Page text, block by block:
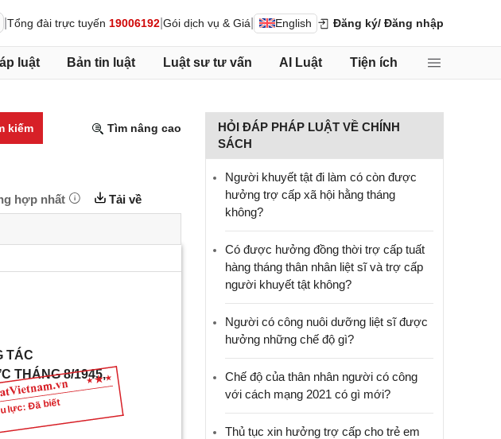
Tổng đài trực tuyến 19006192 Gói dịch vụ & Giá English Đăng ký/ Đăng nhập
luật Bản tin luật Luật sư tư vấn AI Luật Tiện ích
kiếm Tìm nâng cao
hợp nhất Tải về
lực: Đã biết
TÁC
THÁNG 8/1945,
HỎI ĐÁP PHÁP LUẬT VỀ CHÍNH
SÁCH
Người khuyết tật đi làm có còn được
hưởng trợ cấp xã hội hằng tháng
không?
​Có được hưởng đồng thời trợ cấp tuất
hàng tháng thân nhân liệt sĩ và trợ cấp
người khuyết tật không?
Người có công nuôi dưỡng liệt sĩ được
hưởng những chế độ gì?
Chế độ của thân nhân người có công
với cách mạng 2021 có gì mới?
Thủ tục xin hưởng trợ cấp cho trẻ em